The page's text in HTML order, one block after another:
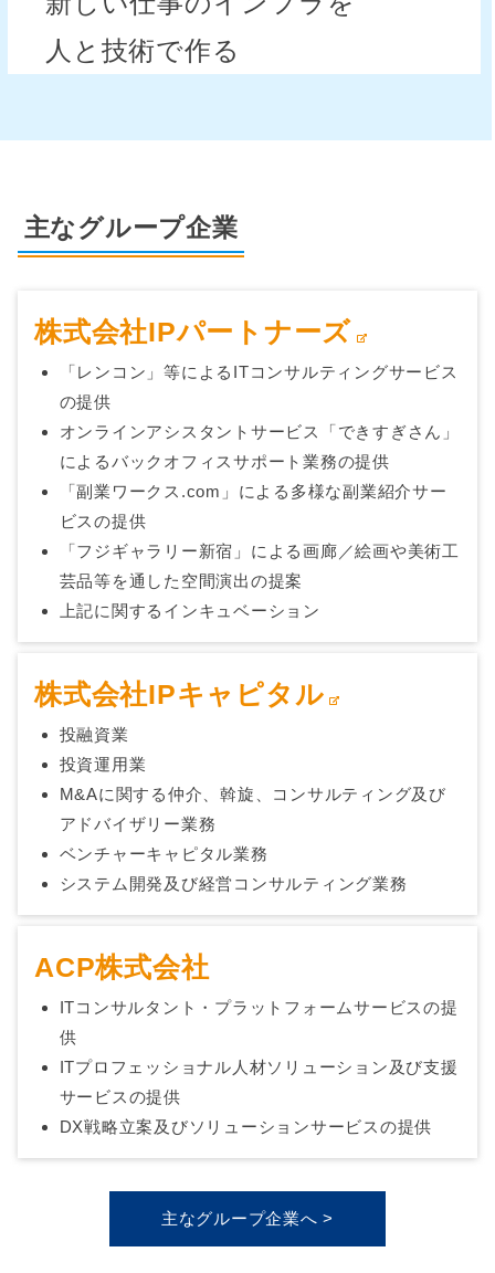
人と技術で作る
主なグループ企業
株式会社IPパートナーズ
「レンコン」等によるITコンサルティングサービス
の提供
オンラインアシスタントサービス「できすぎさん」
によるバックオフィスサポート業務の提供
「副業ワークス.com」による多様な副業紹介サー
ビスの提供
「フジギャラリー新宿」による画廊／絵画や美術工
芸品等を通した空間演出の提案
上記に関するインキュベーション
株式会社IPキャピタル
投融資業
投資運用業
M&Aに関する仲介、斡旋、コンサルティング及び
アドバイザリー業務
ベンチャーキャピタル業務
システム開発及び経営コンサルティング業務
ACP株式会社
ITコンサルタント・プラットフォームサービスの提
供
ITプロフェッショナル人材ソリューション及び支援
サービスの提供
DX戦略立案及びソリューションサービスの提供
主なグループ企業へ >